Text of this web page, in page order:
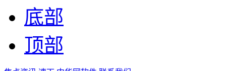
底部
顶部